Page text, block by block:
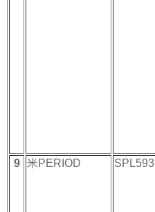
9 米PERIOD SPL593